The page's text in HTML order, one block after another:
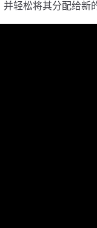
轻松将其分配给新